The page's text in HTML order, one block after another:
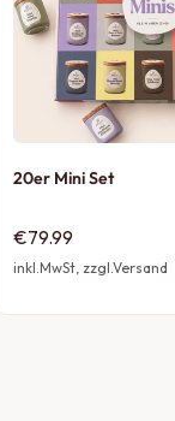
20er Mini Set
€79.99
inkl.MwSt, zzgl.Versand